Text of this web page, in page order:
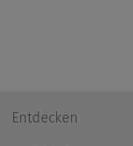
Entdecken